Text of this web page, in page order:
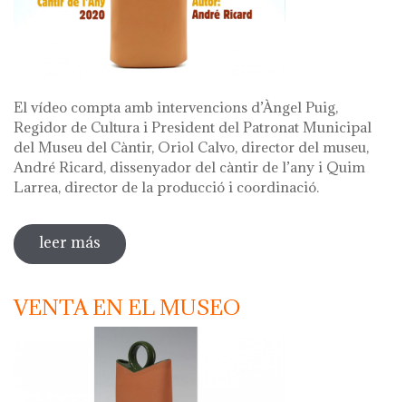
El vídeo compta amb intervencions d’Àngel Puig,
Regidor de Cultura i President del Patronat Municipal
del Museu del Càntir, Oriol Calvo, director del museu,
André Ricard, dissenyador del càntir de l’any i Quim
Larrea, director de la producció i coordinació.
leer más sobre vídeo presentació càntir 2020
VENTA EN EL MUSEO